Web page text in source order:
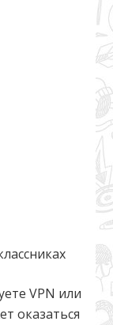
VPN или
оказаться